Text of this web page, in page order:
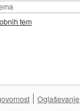
tem
Oglaševanje